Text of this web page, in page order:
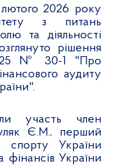
2026 року
з питань
та діяльності
рішення
№ 30-1 "Про
аудиту
участь член
Є.М., перший
спорту України
України